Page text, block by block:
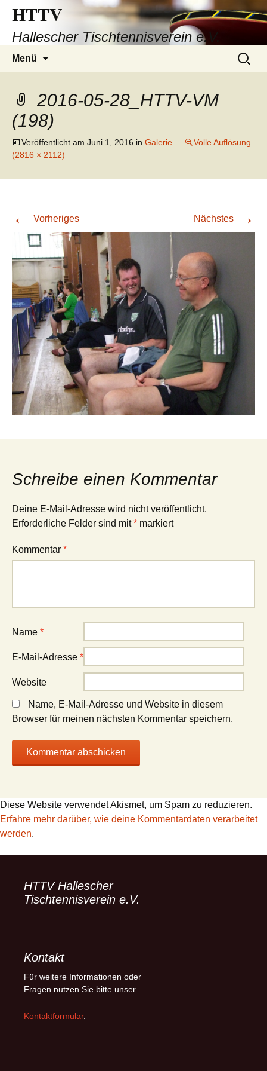
HTTV
Hallescher Tischtennisverein e.V.
Menü
Suchen
nach:
2016-05-28_HTTV-VM
(198)
Veröffentlicht am Juni 1, 2016 in Galerie
Volle Auflösung
(2816 × 2112)
← Vorheriges Nächstes →
Schreibe einen Kommentar
Deine E-Mail-Adresse wird nicht veröffentlicht.
Erforderliche Felder sind mit* markiert
Kommentar *
Name *
E-Mail-Adresse *
Website
Name, E-Mail-Adresse und Website in diesem
Browser für meinen nächsten Kommentar speichern.
Diese Website verwendet Akismet, um Spam zu reduzieren.
Erfahre mehr darüber, wie deine Kommentardaten verarbeitet
werden.
HTTV Hallescher
Tischtennisverein e.V.
Kontakt
Für weitere Informationen oder
Fragen nutzen Sie bitte unser
Kontaktformular.